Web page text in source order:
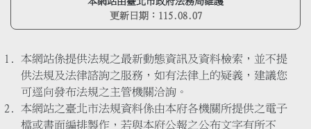
更新日期： 115.08.07
本網站係提供法規之最新動態資訊及資料檢索，並不提
供法規及法律諮詢之服務，如有法律上的疑義，建議您
可逕向發布法規之主管機關洽詢。
本網站之臺北市法規資料係由本府各機關所提供之電子
檔或書面編排製作，若與本府公報之公布文字有所不